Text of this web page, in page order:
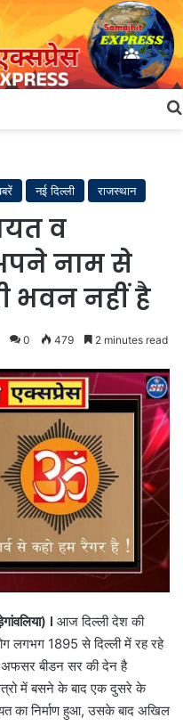
नई दिल्ली राजस्थान
व
नाम से
भवन नहीं है
0 479 2 minutes read
l आज दिल्ली देश की
लगभग 1895 से दिल्ली में रह रहे
अफसर बीडन सर की देन है
में बसने के बाद एक दुसरे के
का निर्माण हुआ, उसके बाद अखिल